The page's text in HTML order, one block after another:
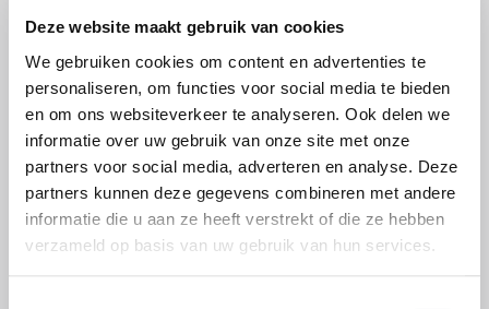
Deze website maakt gebruik van cookies
We gebruiken cookies om content en advertenties te
personaliseren, om functies voor social media te bieden
en om ons websiteverkeer te analyseren. Ook delen we
informatie over uw gebruik van onze site met onze
partners voor social media, adverteren en analyse. Deze
partners kunnen deze gegevens combineren met andere
informatie die u aan ze heeft verstrekt of die ze hebben
verzameld op basis van uw gebruik van hun services.
ASTM D3306
NFR 15-601
SAE J 1034
UNE 26-361-88/1
BS 6580 ( 1992 en 2010 )
CUNA NC 956-16